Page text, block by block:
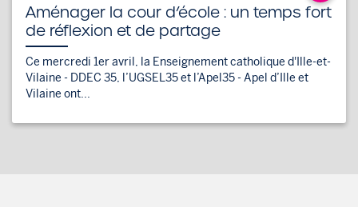
Aménager la cour d’école : un temps fort
de réflexion et de partage
Ce mercredi 1er avril, la Enseignement catholique d'Ille-et-
Vilaine - DDEC 35, l’UGSEL35 et l’Apel35 - Apel d’Ille et
Vilaine ont...